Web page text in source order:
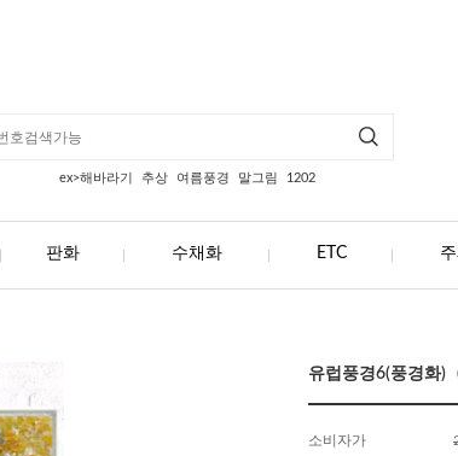
ex>해바라기 추상 여름풍경 말그림 1202
판화 수채화 ETC
유럽풍경6(풍경화)
소비자가